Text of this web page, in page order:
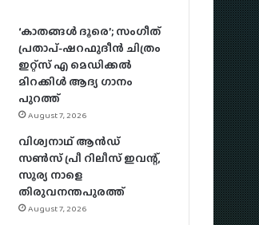
‘കാതങ്ങൾ ദൂരെ’; സംഗീത്
പ്രതാപ്-ഷറഫുദീൻ ചിത്രം
ഇറ്റ്സ് എ മെഡിക്കൽ
മിറക്കിൾ ആദ്യ ഗാനം
പുറത്ത്
August 7, 2026
വിശ്വനാഥ് ആന്‍ഡ്
സണ്‍സ് പ്രീ റിലീസ് ഇവന്റ്,
സൂര്യ നാളെ
തിരുവനന്തപുരത്ത്
August 7, 2026